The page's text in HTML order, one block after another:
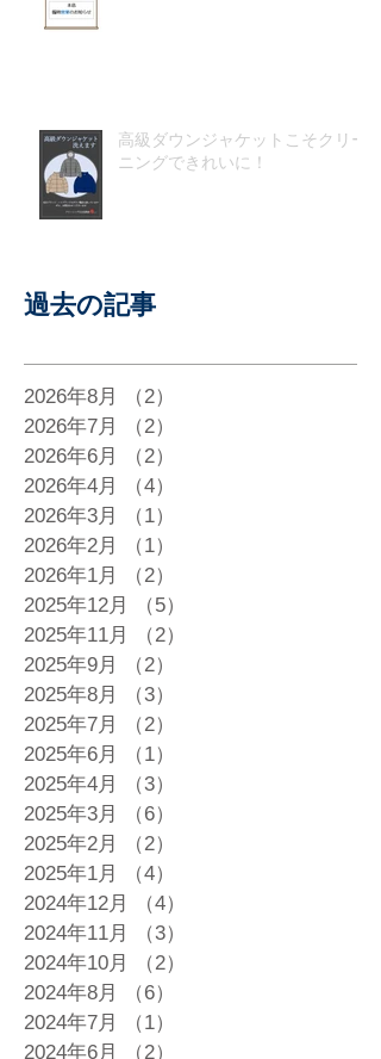
高級ダウンジャケットこそクリー
ニングできれいに！
過去の記事
2026年8月 （2）
2026年7月
（2）
2026年6月
（2）
2026年4月
（4）
2026年3月
（1）
2026年2月
（1）
2026年1月
（2）
2025年12月
（5）
2025年11月
（2）
2025年9月
（2）
2025年8月
（3）
2025年7月
（2）
2025年6月
（1）
2025年4月
（3）
2025年3月
（6）
2025年2月
（2）
2025年1月
（4）
2024年12月
（4）
2024年11月
（3）
2024年10月
（2）
2024年8月
（6）
2024年7月
（1）
2024年6月
（2）